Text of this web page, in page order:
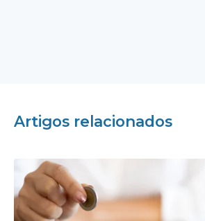
Artigos relacionados